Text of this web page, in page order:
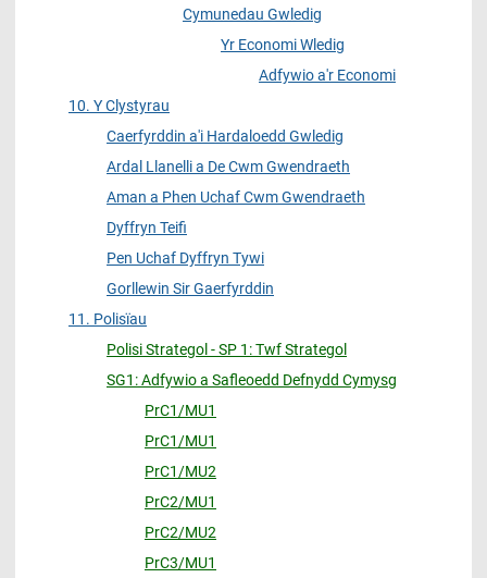
Cymunedau Gwledig
Yr Economi Wledig
Adfywio a'r Economi
10. Y Clystyrau
Caerfyrddin a'i Hardaloedd Gwledig
Ardal Llanelli a De Cwm Gwendraeth
Aman a Phen Uchaf Cwm Gwendraeth
Dyffryn Teifi
Pen Uchaf Dyffryn Tywi
Gorllewin Sir Gaerfyrddin
11. Polisïau
Polisi Strategol - SP 1: Twf Strategol
SG1: Adfywio a Safleoedd Defnydd Cymysg
PrC1/MU1
PrC1/MU1
PrC1/MU2
PrC2/MU1
PrC2/MU2
PrC3/MU1